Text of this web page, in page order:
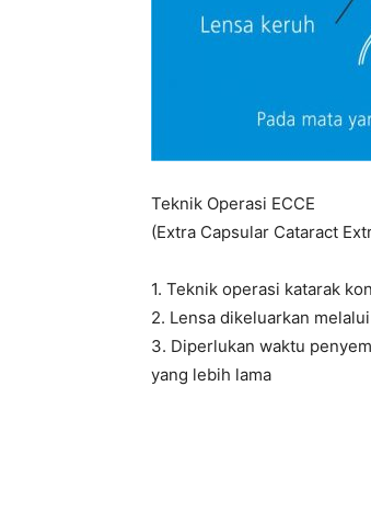
Teknik Operasi ECCE
(Extra Capsular Cataract
1. Teknik operasi katarak
2. Lensa dikeluarkan
3. Diperlukan waktu
yang lebih lama